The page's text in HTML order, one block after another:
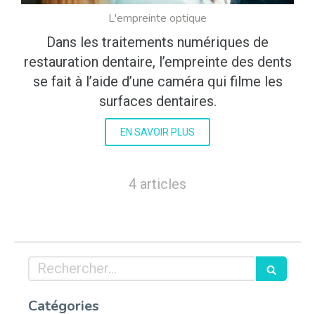
L'empreinte optique
Dans les traitements numériques de
restauration dentaire, l’empreinte des dents
se fait à l’aide d’une caméra qui filme les
surfaces dentaires.
EN SAVOIR PLUS
4 articles
Rechercher
Catégories